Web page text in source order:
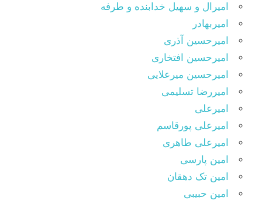
امیرال و سهیل خدابنده و طرفه
امیربهادر
امیرحسین آذری
امیرحسین افتخاری
امیرحسین میرعلایی
امیررضا تسلیمی
امیرعلی
امیرعلی پورقاسم
امیرعلی طاهری
امین پارسی
امین تک دهقان
امین حبیبی